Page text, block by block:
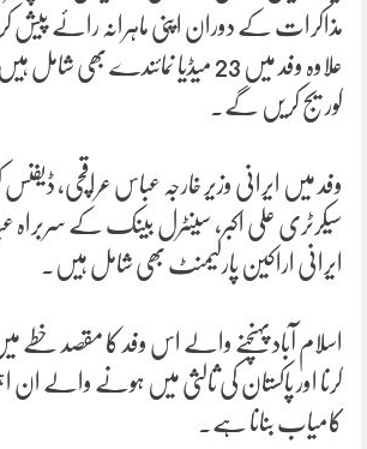
مذاکرات کے دوران اپنی ماہرانہ رائے
علاوہ وفد میں 23 میڈیا نمائندے بھی
کوریج کریں گے۔
وفد میں ایرانی وزیر خارجہ عباس عراقچی،
سیکرٹری علی اکبر، سینٹرل بینک کے سربراہ
ایرانی اراکین پارلیمنٹ بھی شامل ہیں۔
اسلام آباد پہنچنے والے اس وفد کا مقصد خطے
کرنا اور پاکستان کی ثالثی میں ہونے والے ان
کامیاب بنانا ہے۔